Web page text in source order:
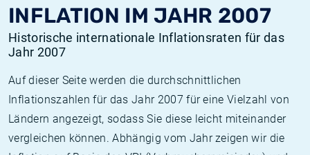
INFLATION IM JAHR 2007
Historische internationale Inflationsraten für das
Jahr 2007
Auf dieser Seite werden die durchschnittlichen
Inflationszahlen für das Jahr 2007 für eine Vielzahl von
Ländern angezeigt, sodass Sie diese leicht miteinander
vergleichen können. Abhängig vom Jahr zeigen wir die